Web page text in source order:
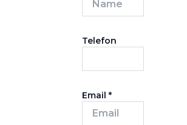
Telefon
Email *